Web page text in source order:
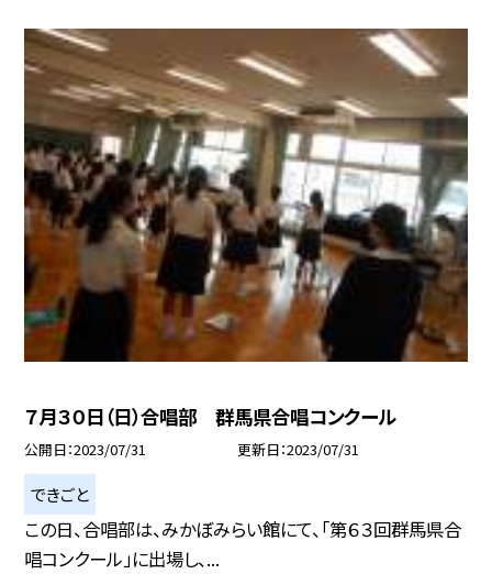
７月３０日（日）合唱部 群馬県合唱コンクール
公開日 2023/07/31 更新日 2023/07/31
できごと
この日、合唱部は、みかぼみらい館にて、「第６３回群馬県合
唱コンクール」に出場し、...